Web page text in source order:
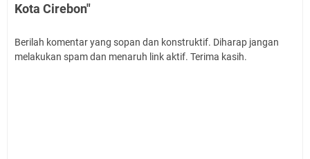
Kota Cirebon"
Berilah komentar yang sopan dan konstruktif. Diharap jangan
melakukan spam dan menaruh link aktif. Terima kasih.